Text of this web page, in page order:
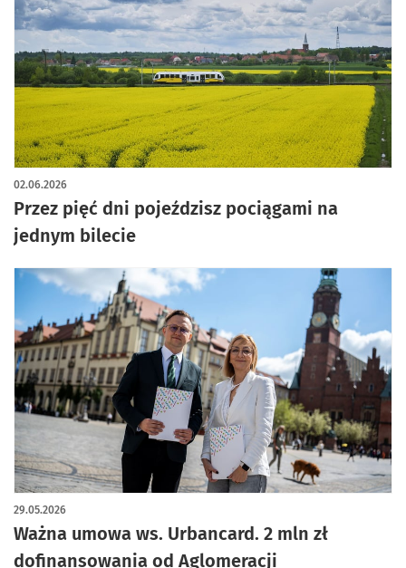
Przez pięć dni pojeździsz pociągami na
jednym bilecie
02.06.2026
Ważna umowa ws. Urbancard. 2 mln zł
dofinansowania od Aglomeracji
29.05.2026